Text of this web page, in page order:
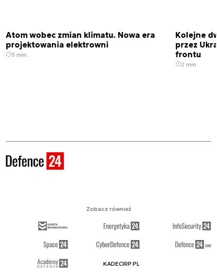
Atom wobec zmian klimatu. Nowa era
projektowania elektrowni
5 min.
Kolejne
przez
frontu
2 min.
Zobacz również
KADECIRP.PL